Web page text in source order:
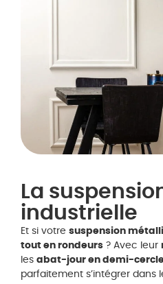
La
industrielle
Et si votre suspension
tout en rondeurs ? Avec leur
les abat-jour en demi-
parfaitement s’intégrer dans